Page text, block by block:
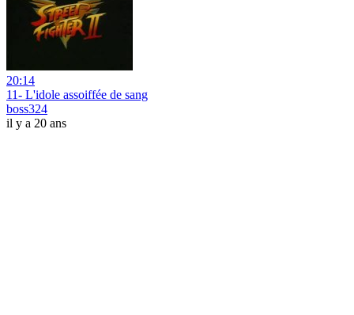
20:14
11- L'idole assoiffée de sang
boss324
il y a 20 ans